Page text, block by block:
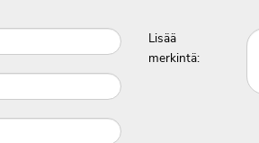
Lisää
merkintä: